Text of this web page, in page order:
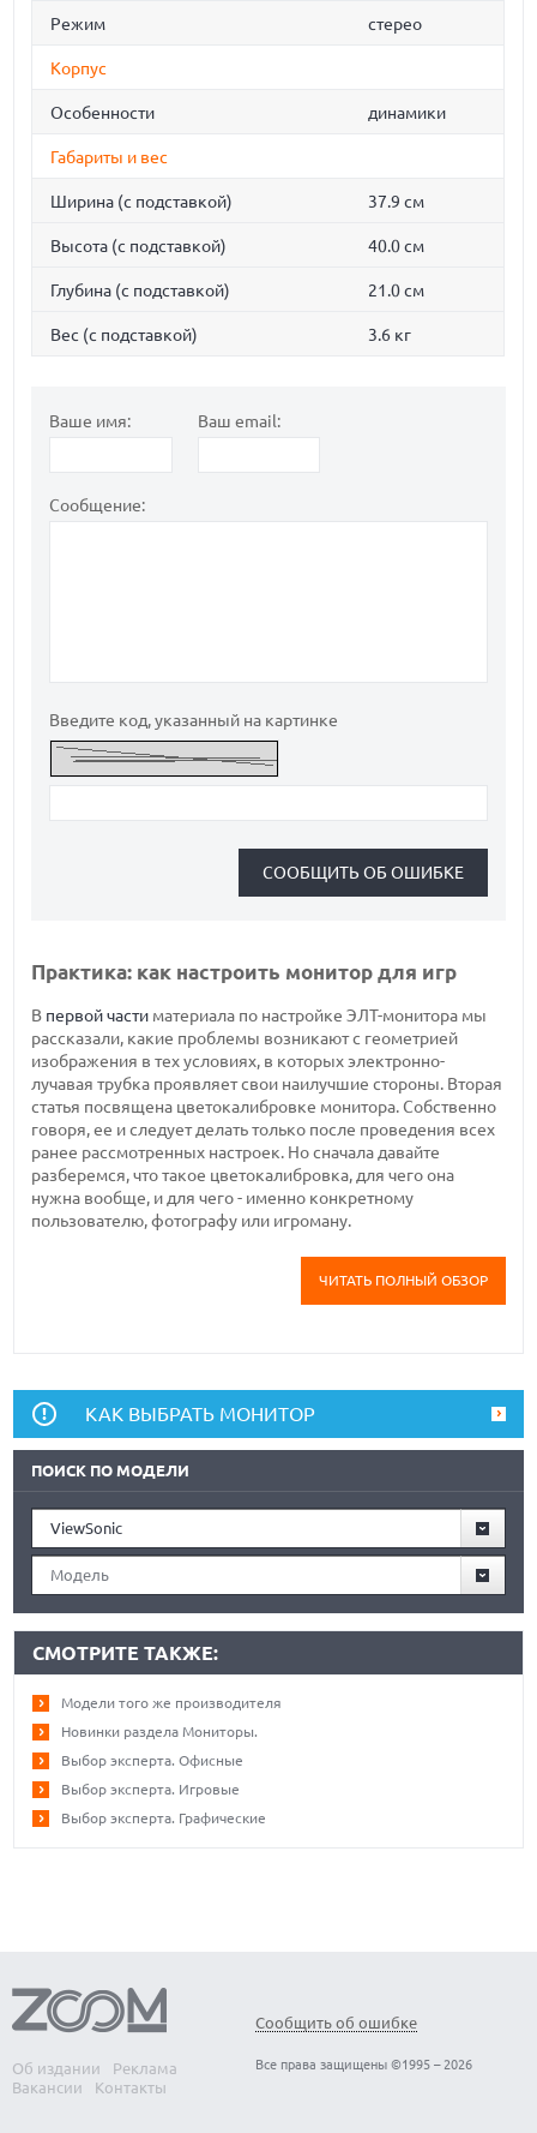
Режим стерео
Корпус
Особенности динамики
Габариты и вес
Ширина (с подставкой) 37.9 см
Высота (с подставкой) 40.0 см
Глубина (с подставкой) 21.0 см
Вес (с подставкой) 3.6 кг
Ваше имя: Ваш email:
Сообщение:
Введите код, указанный на картинке
Практика: как настроить монитор для игр
В первой части материала по настройке ЭЛТ-монитора мы
рассказали, какие проблемы возникают с геометрией
изображения в тех условиях, в которых электронно-
лучавая трубка проявляет свои наилучшие стороны. Вторая
статья посвящена цветокалибровке монитора. Собственно
говоря, ее и следует делать только после проведения всех
ранее рассмотренных настроек. Но сначала давайте
разберемся, что такое цветокалибровка, для чего она
нужна вообще, и для чего - именно конкретному
пользователю, фотографу или игроману.
ЧИТАТЬ ПОЛНЫЙ ОБЗОР
КАК ВЫБРАТЬ МОНИТОР
ПОИСК ПО МОДЕЛИ
ViewSonic
Модель
СМОТРИТЕ ТАКЖЕ:
Модели того же производителя
Новинки раздела Мониторы.
Выбор эксперта. Офисные
Выбор эксперта. Игровые
Выбор эксперта. Графические
Об издании
Реклама
Вакансии
Контакты
Сообщить об ошибке
Все права защищены ©1995 – 2026